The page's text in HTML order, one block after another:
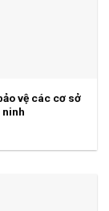
vệ các cơ sở
ninh